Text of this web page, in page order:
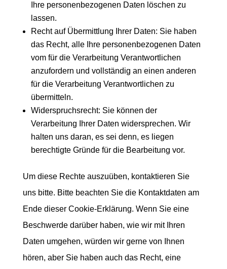
Ihre personenbezogenen Daten löschen zu
lassen.
Recht auf Übermittlung Ihrer Daten: Sie haben
das Recht, alle Ihre personenbezogenen Daten
vom für die Verarbeitung Verantwortlichen
anzufordern und vollständig an einen anderen
für die Verarbeitung Verantwortlichen zu
übermitteln.
Widerspruchsrecht: Sie können der
Verarbeitung Ihrer Daten widersprechen. Wir
halten uns daran, es sei denn, es liegen
berechtigte Gründe für die Bearbeitung vor.
Um diese Rechte auszuüben, kontaktieren Sie
uns bitte. Bitte beachten Sie die Kontaktdaten am
Ende dieser Cookie-Erklärung. Wenn Sie eine
Beschwerde darüber haben, wie wir mit Ihren
Daten umgehen, würden wir gerne von Ihnen
hören, aber Sie haben auch das Recht, eine